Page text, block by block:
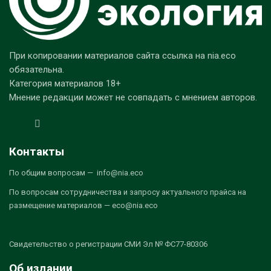
При копировании материалов сайта ссылка на nia.eco
обязательна.
Категория материалов 18+
Мнение редакции может не совпадать с мнением авторов.
Контакты
По общим вопросам — info@nia.eco
По вопросам сотрудничества и запросу актуального прайса на
размещение материалов — eco@nia.eco
Свидетельство о регистрации СМИ Эл № ФС77-80306